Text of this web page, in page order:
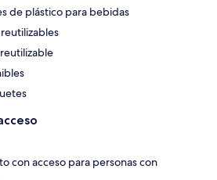
de plástico para bebidas
con acceso para personas con